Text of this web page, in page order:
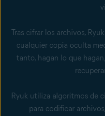
Tras cifrar los archivos,
cualquier copia oculta
tanto, hagan lo que
Ryuk utiliza algoritmos de
para codificar